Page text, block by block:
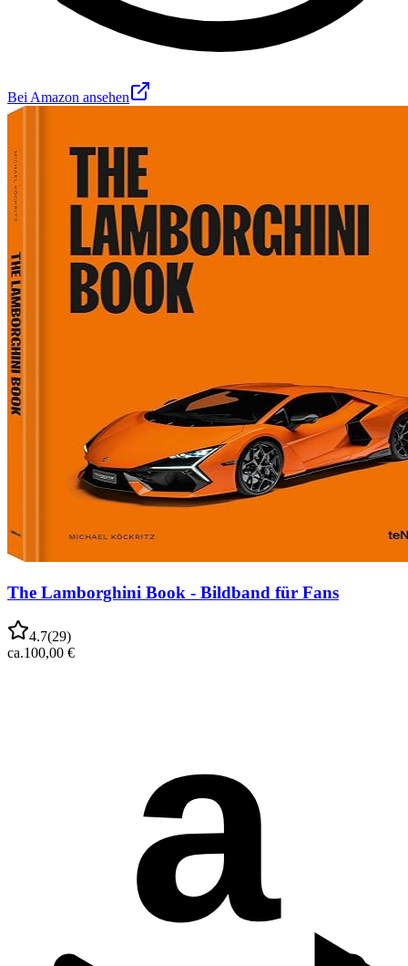
Bei Amazon ansehen
The Lamborghini Book - Bildband für Fans
4.7(29)
ca.100,00 €
a